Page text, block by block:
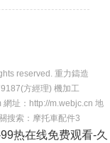
reserved. 重力鑄造
方經理) 機加工
址：http://m.webjc.cn 地
搜索： 摩托車配件3
热在线免费观看-久